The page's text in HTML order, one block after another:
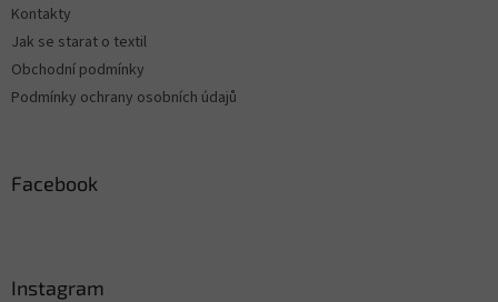
Kontakty
Jak se starat o textil
Obchodní podmínky
Podmínky ochrany osobních údajů
Facebook
Instagram